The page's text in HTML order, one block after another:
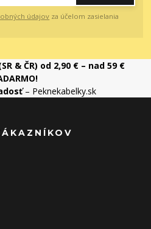
údajov za účelom zasielania
& ČR) od 2,90 € – nad 59 €
– Peknekabelky.sk